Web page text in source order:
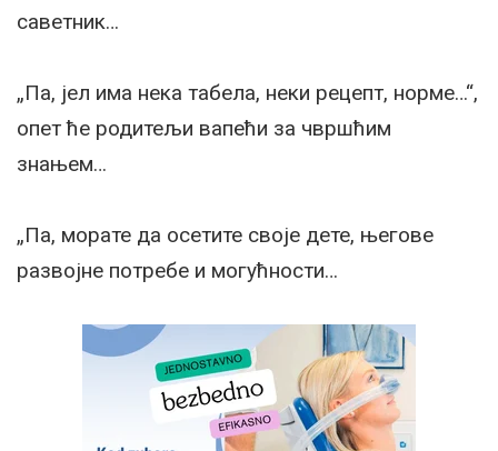
саветник…
„Па, јел има нека табела, неки рецепт, норме…“,
опет ће родитељи вапећи за чвршћим
знањем…
„Па, морате да осетите своје дете, његове
развојне потребе и могућности…